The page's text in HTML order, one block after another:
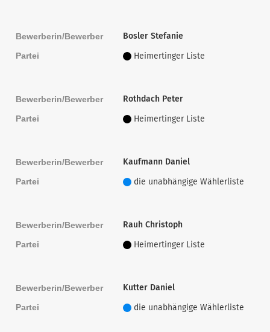
Bewerberin/Bewerber Bosler Stefanie
Partei Heimertinger Liste
Bewerberin/Bewerber Rothdach Peter
Partei Heimertinger Liste
Bewerberin/Bewerber Kaufmann Daniel
Partei die unabhängige Wählerliste
Bewerberin/Bewerber Rauh Christoph
Partei Heimertinger Liste
Bewerberin/Bewerber Kutter Daniel
Partei die unabhängige Wählerliste